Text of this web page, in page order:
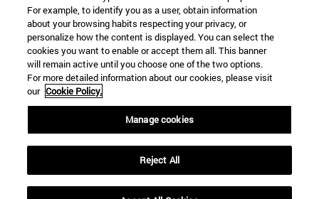
For example, to identify you as a user, obtain information
about your browsing habits respecting your privacy, or
personalize how the content is displayed. You can select the
cookies you want to enable or accept them all. This banner
will remain active until you choose one of the two options.
For more detailed information about our cookies, please visit
our Cookie Policy.
Manage cookies
Reject All